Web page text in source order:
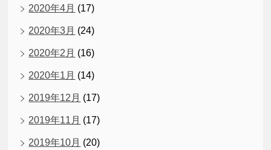
2020年4月 (17)
2020年3月 (24)
2020年2月 (16)
2020年1月 (14)
2019年12月 (17)
2019年11月 (17)
2019年10月 (20)